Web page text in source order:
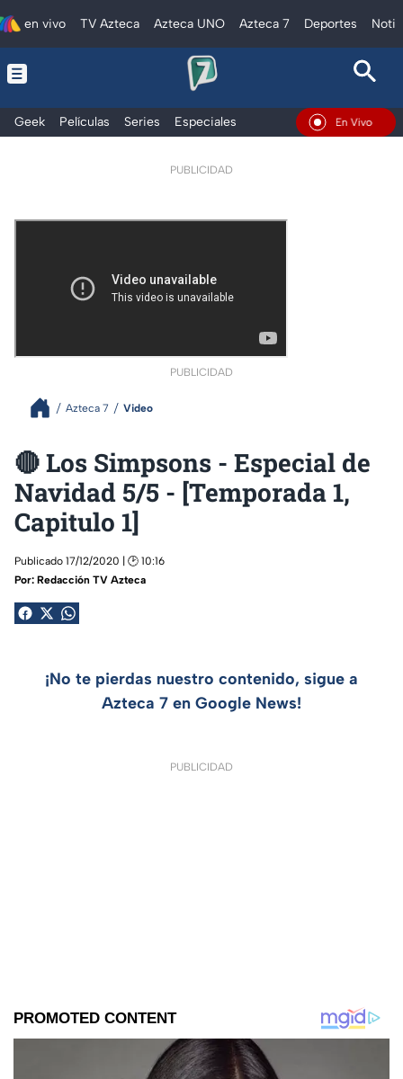
en vivo TV Azteca Azteca UNO Azteca 7 Deportes
Geek Películas Series Especiales En Vivo
PUBLICIDAD
PUBLICIDAD
Azteca 7 Video
🔴 Los Simpsons - Especial de
Navidad 5/5 - [Temporada 1,
Capitulo 1]
Publicado 17/12/2020 | 🕑 10:16
Por: Redacción TV Azteca
¡No te pierdas nuestro contenido, sigue a
Azteca 7 en Google News!
PUBLICIDAD